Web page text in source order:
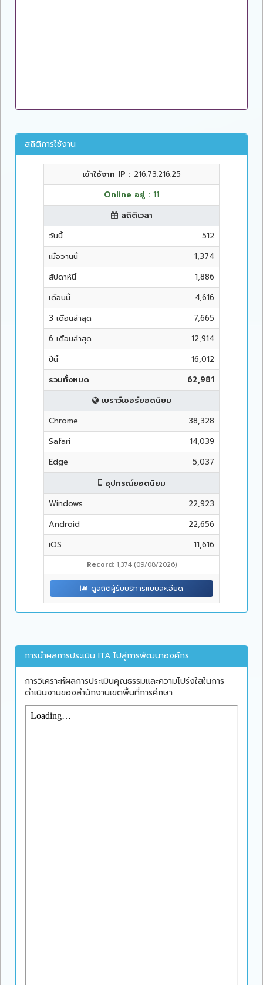
สถิติการใช้งาน
เข้าใช้จาก IP : 216.73.216.25
Online อยู่ : 11
สถิติเวลา
วันนี้
512
เมื่อวานนี้
1,374
สัปดาห์นี้
1,886
เดือนนี้
4,616
3 เดือนล่าสุด
7,665
6 เดือนล่าสุด
12,914
ปีนี้
16,012
รวมทั้งหมด
62,981
เบราว์เซอร์ยอดนิยม
Chrome
38,328
Safari
14,039
Edge
5,037
อุปกรณ์ยอดนิยม
Windows
22,923
Android
22,656
iOS
11,616
Record:1,374 (09/08/2026)
ดูสถิติผู้รับบริการแบบละเอียด
การนำผลการประเมิน ITA ไปสู่การพัฒนาองค์กร
การวิเคราะห์ผลการประเมินคุณธรรมและความโปร่งใสในการ
ดำเนินงานของสำนักงานเขตพื้นที่การศึกษา